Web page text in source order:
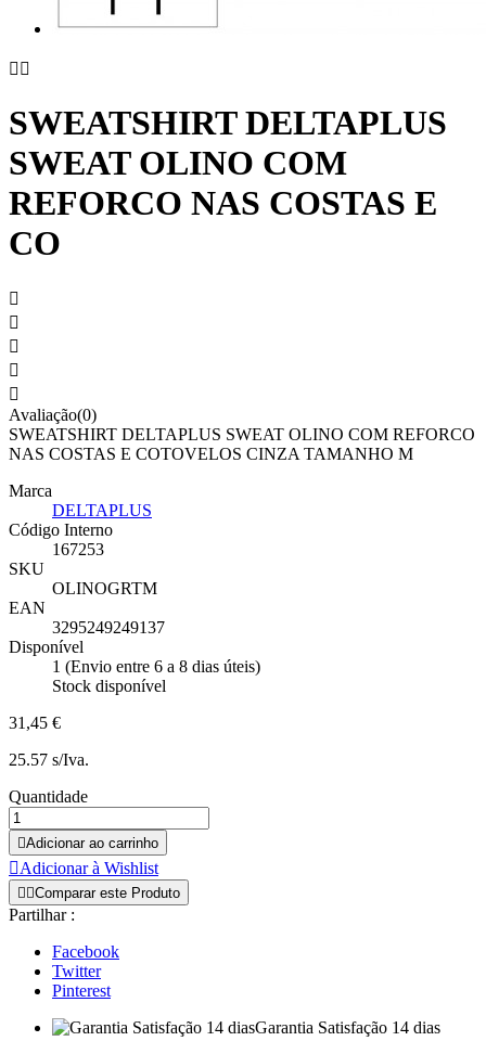
 
SWEATSHIRT DELTAPLUS
SWEAT OLINO COM
REFORCO NAS COSTAS E
CO





Avaliação(0)
SWEATSHIRT DELTAPLUS SWEAT OLINO COM REFORCO
NAS COSTAS E COTOVELOS CINZA TAMANHO M
Marca
DELTAPLUS
Código Interno
167253
SKU
OLINOGRTM
EAN
3295249249137
Disponível
1 (Envio entre 6 a 8 dias úteis)
Stock disponível
31,45 €
25.57 s/Iva.
Quantidade
Adicionar ao carrinho
Adicionar à Wishlist
 Comparar este Produto
Partilhar :
Facebook
Twitter
Pinterest
Garantia Satisfação 14 dias